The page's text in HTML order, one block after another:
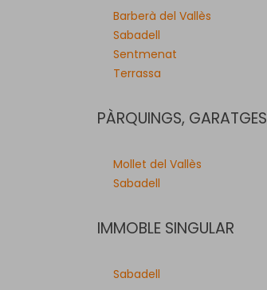
Barberà del Vallès
Sabadell
Sentmenat
Terrassa
PÀRQUINGS, GARATGES
Mollet del Vallès
Sabadell
IMMOBLE SINGULAR
Sabadell